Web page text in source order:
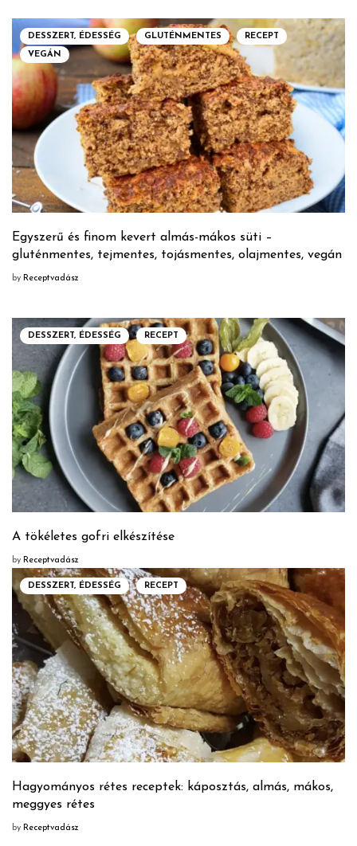
DESSZERT, ÉDESSÉG GLUTÉNMENTES RECEPT
VEGÁN
Egyszerű és finom kevert almás-mákos süti –
gluténmentes, tejmentes, tojásmentes, olajmentes, vegán
by Receptvadász
DESSZERT, ÉDESSÉG RECEPT
A tökéletes gofri elkészítése
by Receptvadász
DESSZERT, ÉDESSÉG RECEPT
Hagyományos rétes receptek: káposztás, almás, mákos,
meggyes rétes
by Receptvadász